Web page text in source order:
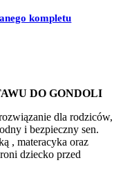
kompletu
DO GONDOLI
dla rodziców,
i bezpieczny sen.
, materacyka oraz
dziecko przed